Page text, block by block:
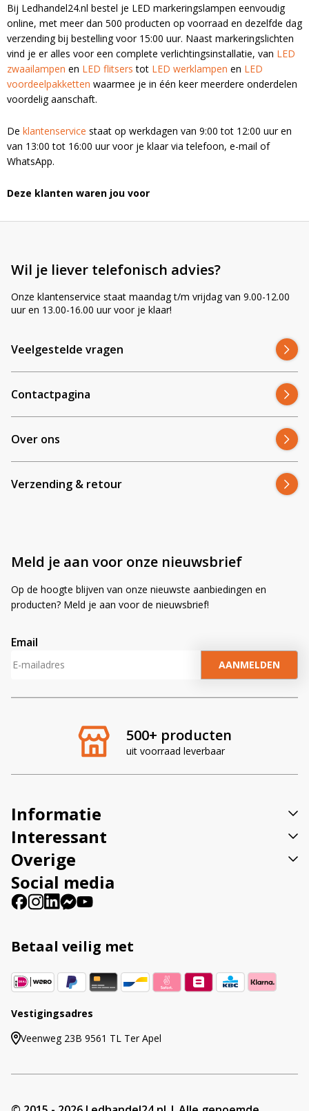
Bij Ledhandel24.nl bestel je LED markeringslampen eenvoudig
online, met meer dan 500 producten op voorraad en dezelfde dag
verzending bij bestelling voor 15:00 uur. Naast markeringslichten
vind je er alles voor een complete verlichtingsinstallatie, van LED
zwaailampen en LED flitsers tot LED werklampen en LED
voordeelpakketten waarmee je in één keer meerdere onderdelen
voordelig aanschaft.
De klantenservice staat op werkdagen van 9:00 tot 12:00 uur en
van 13:00 tot 16:00 uur voor je klaar via telefoon, e-mail of
WhatsApp.
Deze klanten waren jou voor
500+ producten
uit voorraad leverbaar
Wil je liever telefonisch advies?
Onze klantenservice staat maandag t/m vrijdag van 9.00-12.00
uur en 13.00-16.00 uur voor je klaar!
Veelgestelde vragen
Contactpagina
Over ons
Verzending & retour
Meld je aan voor onze nieuwsbrief
Op de hoogte blijven van onze nieuwste aanbiedingen en
producten? Meld je aan voor de nieuwsbrief!
Email
A
t
:
Informatie
Interessant
Overige
Social media
Betaal veilig met
Vestigingsadres
Veenweg 23B 9561 TL Ter Apel